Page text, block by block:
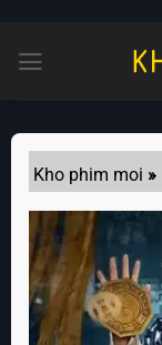
content
Kho phim moi »